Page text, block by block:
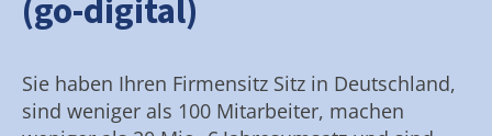
(go-digital)
Sie haben Ihren Firmensitz Sitz in Deutschland,
sind weniger als 100 Mitarbeiter, machen